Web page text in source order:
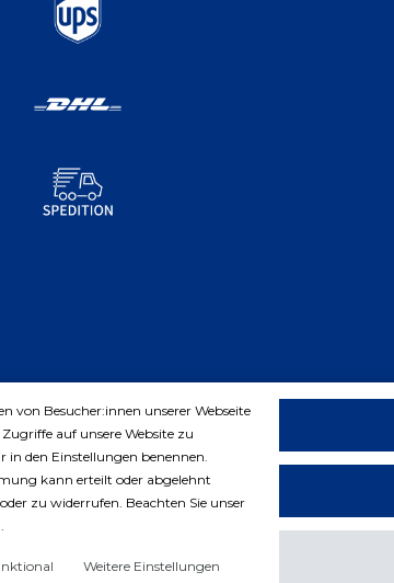
Shop. Alle Rechte vorbehalten.
von Besucher:innen unserer Webseite
auf unsere Website zu
in den Einstellungen benennen.
kann erteilt oder abgelehnt
zu widerrufen. Beachten Sie unser
.
Weitere Einstellungen